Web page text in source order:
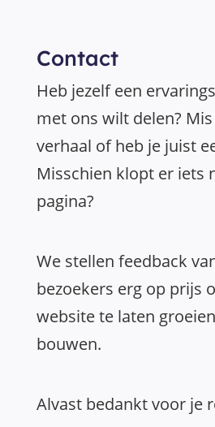
Contact
Heb jezelf een
met ons wilt delen?
verhaal of heb je juist
Misschien klopt er iets
pagina?
We stellen feedback
bezoekers erg op prijs
website te laten
bouwen.
Alvast bedankt voor je